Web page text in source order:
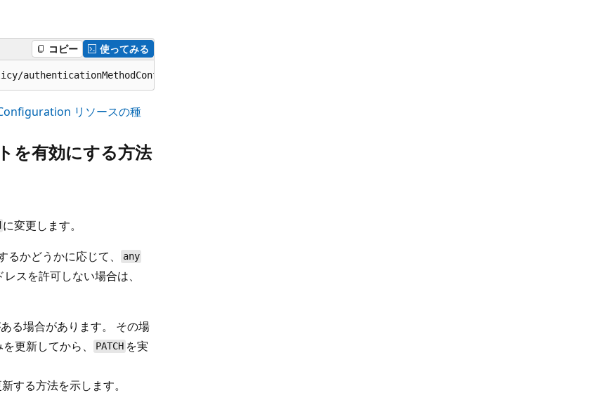
コピー 使ってみる
リソースの種
を有効にする方法
に変更します。
かどうかに応じて、
any
スを許可しない場合は、
る場合があります。 その場
更新してから、 PATCHを実
する方法を示します。